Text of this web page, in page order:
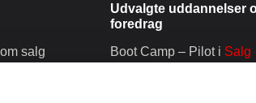
salg
Udvalgte uddannelser
foredrag
Boot Camp – Pilot i Salg